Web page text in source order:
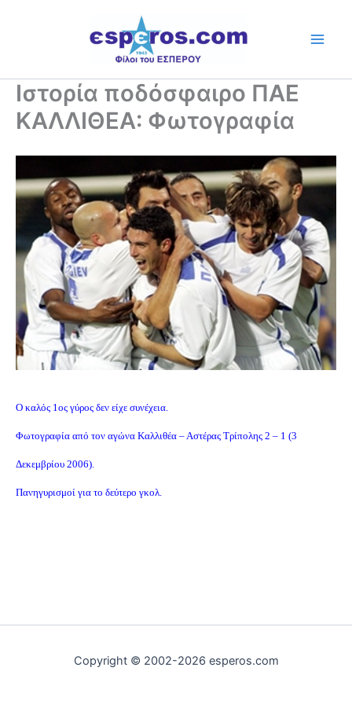
Ιστορία ποδόσφαιρο ΠΑΕ
ΚΑΛΛΙΘΕΑ: Φωτογραφία
Ο καλός 1ος γύρος δεν είχε συνέχεια.
Φωτογραφία από τον αγώνα Καλλιθέα – Αστέρας Τρίπολης 2 – 1 (3
Δεκεμβρίου 2006).
Πανηγυρισμοί για το δεύτερο γκολ.
Copyright © 2002-2026 esperos.com